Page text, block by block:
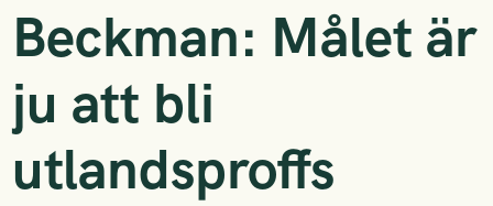
Beckman: Målet är
ju att bli
utlandsproffs